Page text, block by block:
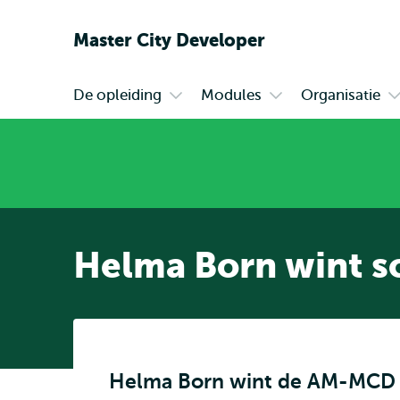
Master City Developer
Primair
De opleiding Modules Organisatie
Helma Born wint
Helma Born wint de AM-